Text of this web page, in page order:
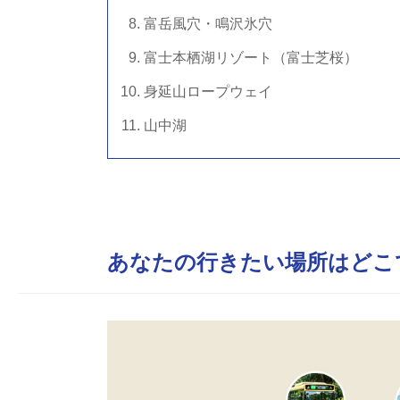
富岳風穴・鳴沢氷穴
富士本栖湖リゾート（富士芝桜）
身延山ロープウェイ
山中湖
あなたの行きたい場所はど